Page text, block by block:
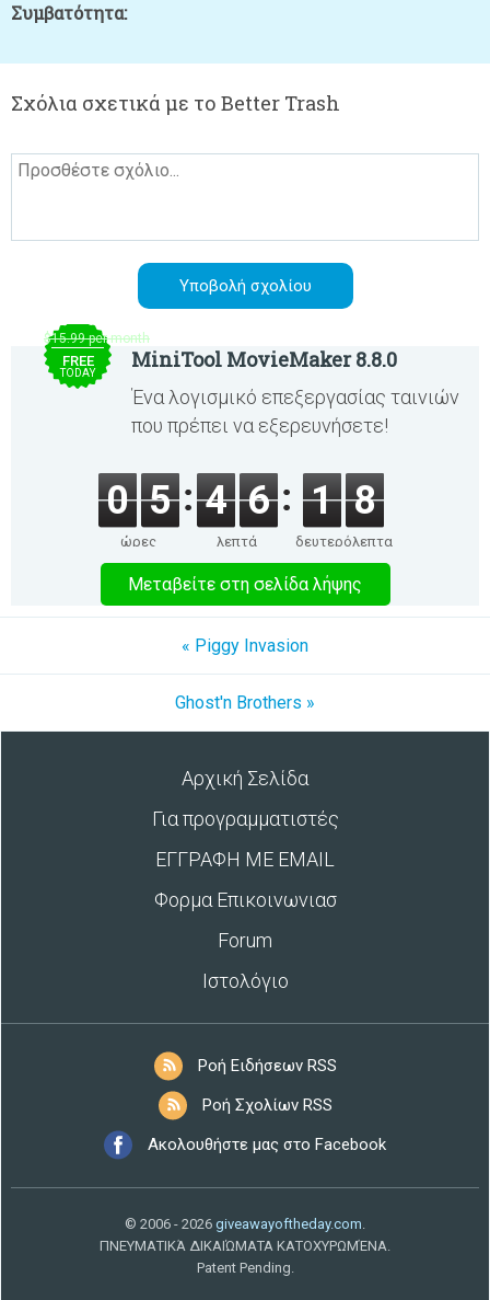
Συμβατότητα:
Σχόλια σχετικά με το Better Trash
$15.99 per month
FREE
TODAY
MiniTool MovieMaker 8.8.0
Ένα λογισμικό επεξεργασίας ταινιών
που πρέπει να εξερευνήσετε!
0 5
ώρες
4 6
λεπτά
1 8
δευτερόλεπτα
Μεταβείτε στη σελίδα λήψης
« Piggy Invasion
Ghost'n Brothers »
Αρχική Σελίδα
Για προγραμματιστές
ΕΓΓΡΑΦΗ ΜΕ EMAIL
Φορμα Επικοινωνιασ
Forum
Ιστολόγιο
Ροή Ειδήσεων RSS
Ροή Σχολίων RSS
Ακολουθήστε μας στο Facebook
© 2006 - 2026 giveawayoftheday.com.
ΠΝΕΥΜΑΤΙΚΆ ΔΙΚΑΙΏΜΑΤΑ ΚΑΤΟΧΥΡΩΜΈΝΑ.
Patent Pending.